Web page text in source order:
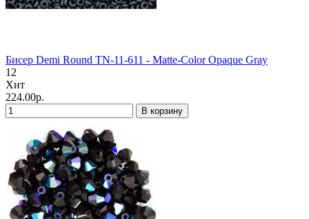
Бисер Demi Round TN-11-611 - Matte-Color Opaque Gray
12
Хит
224.00р.
В корзину